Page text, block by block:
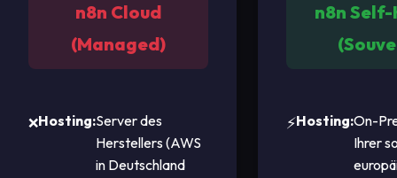
n8n Cloud
(Managed)
Hosting:Server des
Herstellers (AWS
in Deutschland
n8n
Hosting:On-
Ihrer